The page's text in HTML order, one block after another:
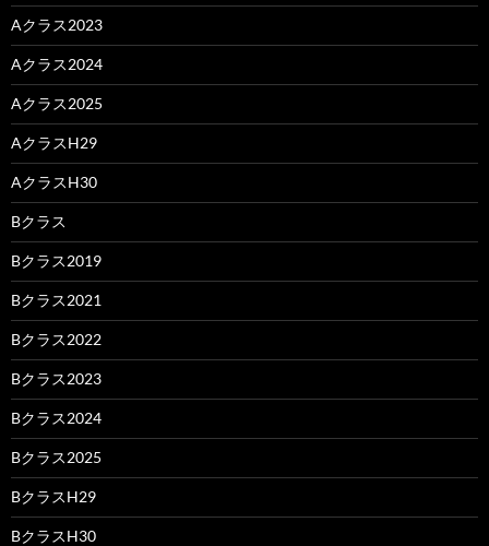
Aクラス2023
Aクラス2024
Aクラス2025
AクラスH29
AクラスH30
Bクラス
Bクラス2019
Bクラス2021
Bクラス2022
Bクラス2023
Bクラス2024
Bクラス2025
BクラスH29
BクラスH30